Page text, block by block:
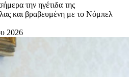
την ηγέτιδα της
και βραβευμένη με το Νόμπελ
2026